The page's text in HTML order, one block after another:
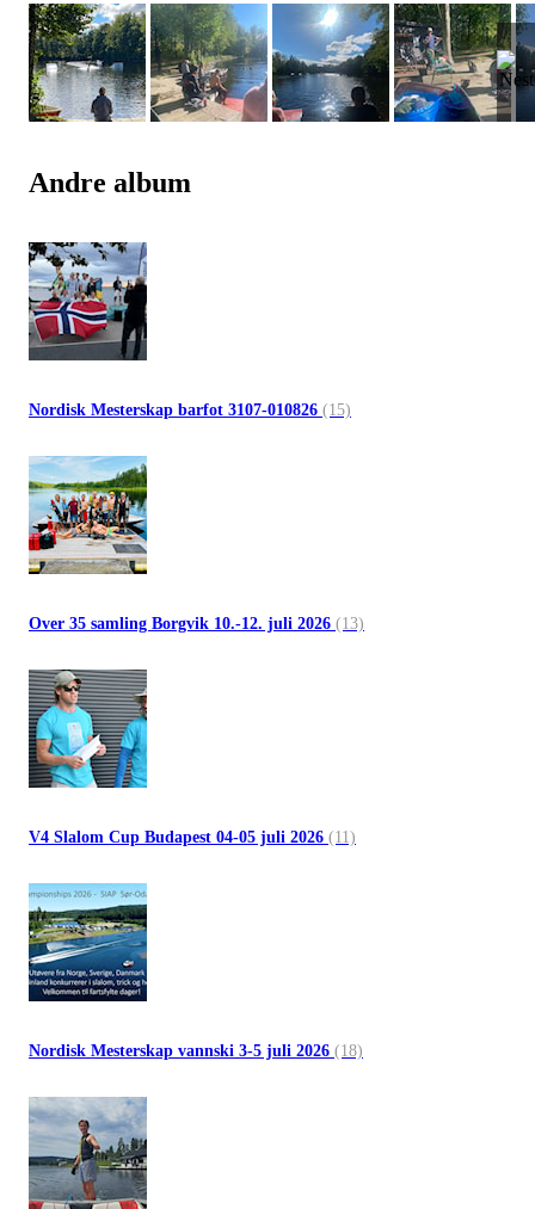
Andre album
Nordisk Mesterskap barfot 3107-010826 (15)
Over 35 samling Borgvik 10.-12. juli 2026 (13)
V4 Slalom Cup Budapest 04-05 juli 2026 (11)
Nordisk Mesterskap vannski 3-5 juli 2026 (18)